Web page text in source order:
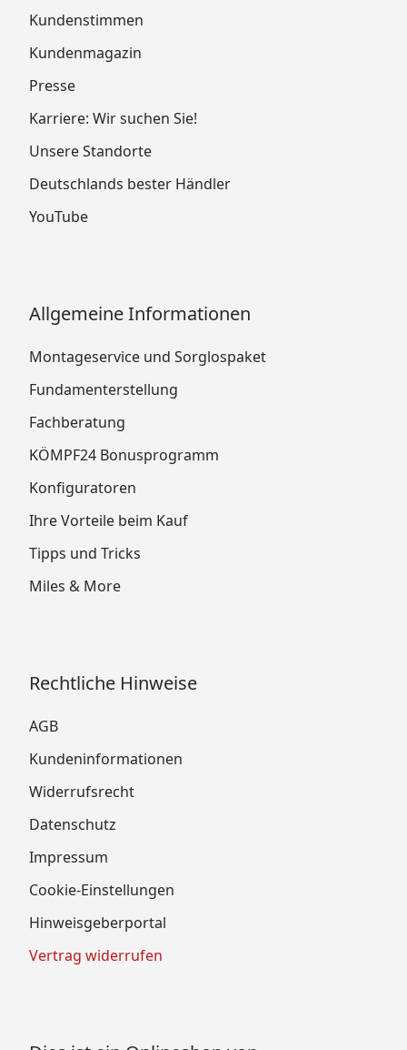
Kundenstimmen
Kundenmagazin
Presse
Karriere: Wir suchen Sie!
Unsere Standorte
Deutschlands bester Händler
YouTube
Allgemeine Informationen
Montageservice und Sorglospaket
Fundamenterstellung
Fachberatung
KÖMPF24 Bonusprogramm
Konfiguratoren
Ihre Vorteile beim Kauf
Tipps und Tricks
Miles & More
Rechtliche Hinweise
AGB
Kundeninformationen
Widerrufsrecht
Datenschutz
Impressum
Cookie-Einstellungen
Hinweisgeberportal
Vertrag widerrufen